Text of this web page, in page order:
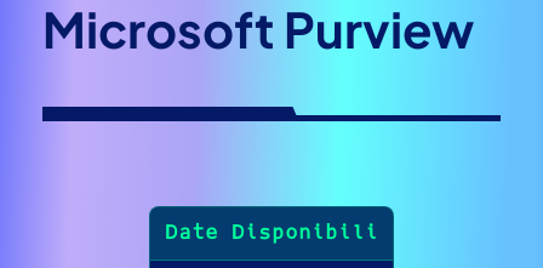
Microsoft Purview
Date Disponibili